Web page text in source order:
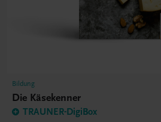
Bildung
Die Käsekenner
TRAUNER-DigiBox